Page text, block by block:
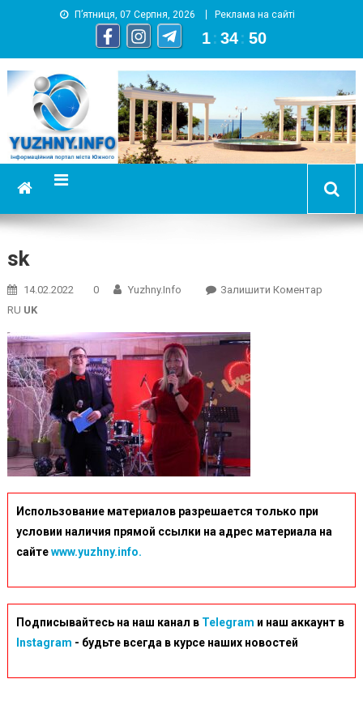
П’ятниця, 07 Серпня, 2026 Реклама на сайті
1 : 34 : 51
YUZHNY.INFO
информационный портал города Южный
sk
14.02.2022 0 Yuzhny.info Залишити КоментарOn
RU UK
Использование материалов разрешается только при
условии наличия прямой ссылки на адрес материала на
сайтеwww.yuzhny.info.
Подписывайтесь на наш канал в Telegram и наш аккаунт в
Instagram - будьте всегда в курсе наших новостей